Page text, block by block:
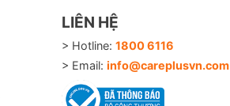
LIÊN HỆ
> Hotline: 1800 6116
> Email: info@careplusvn.com